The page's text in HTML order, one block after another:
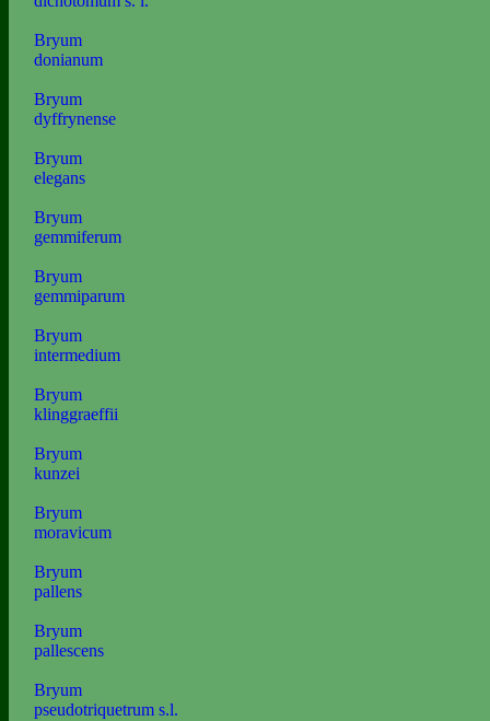
Bryum
donianum
Bryum
dyffrynense
Bryum
elegans
Bryum
gemmiferum
Bryum
gemmiparum
Bryum
intermedium
Bryum
klinggraeffii
Bryum
kunzei
Bryum
moravicum
Bryum
pallens
Bryum
pallescens
Bryum
pseudotriquetrum s.l.